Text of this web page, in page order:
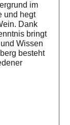
im
und hegt
Dank
bringt
Wissen
besteht